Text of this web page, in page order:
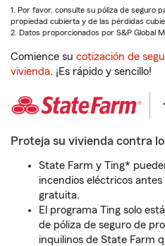
1. Por favor, consulte su póliza de seguro
propiedad cubierta y de las pérdidas
2. Datos proporcionados por S&P Global
Comience su cotización de
vivienda. ¡Es rápido y sencillo!
Proteja su vivienda contra
State Farm y Ting*
incendios eléctricos
gratuita.
El programa Ting solo
de póliza de seguro de
inquilinos de State Farm